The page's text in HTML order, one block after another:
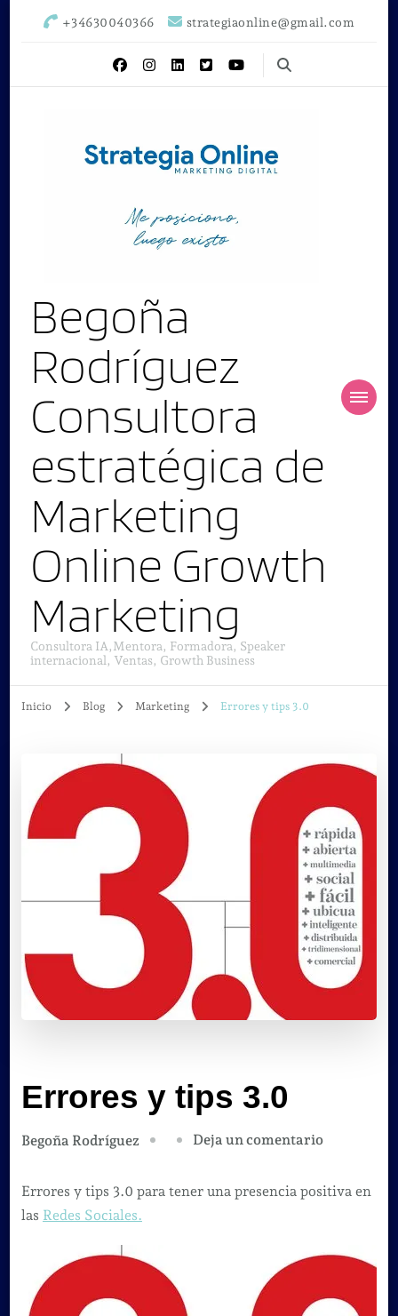
+34630040366 strategiaonline@gmail.com
Begoña
Rodríguez
Consultora
estratégica de
Marketing
Online Growth
Marketing
Consultora IA,Mentora, Formadora, Speaker
internacional, Ventas, Growth Business
Inicio Blog Marketing Errores y tips 3.0
Errores y tips 3.0
Begoña Rodríguez Deja un comentarioen
y
Errores y tips 3.0 para tener una presencia positiva en
las Redes Sociales.